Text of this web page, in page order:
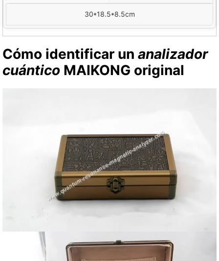
30*18.5*8.5cm
Cómo identificar un analizador
cuántico MAIKONG original